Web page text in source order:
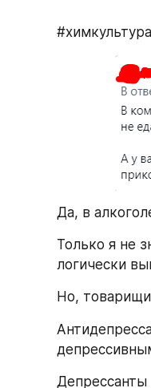
Да, в
Только я не
логически
Но,